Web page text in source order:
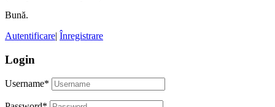
Bună.
Autentificare| Înregistrare
Login
Username*